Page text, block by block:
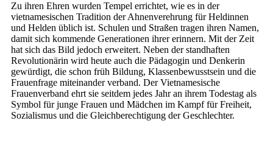
Zu ihren Ehren wurden Tempel errichtet, wie es in der
vietnamesischen Tradition der Ahnenverehrung für Heldinnen
und Helden üblich ist. Schulen und Straßen tragen ihren Namen,
damit sich kommende Generationen ihrer erinnern. Mit der Zeit
hat sich das Bild jedoch erweitert. Neben der standhaften
Revolutionärin wird heute auch die Pädagogin und Denkerin
gewürdigt, die schon früh Bildung, Klassenbewusstsein und die
Frauenfrage miteinander verband. Der Vietnamesische
Frauenverband ehrt sie seitdem jedes Jahr an ihrem Todestag als
Symbol für junge Frauen und Mädchen im Kampf für Freiheit,
Sozialismus und die Gleichberechtigung der Geschlechter.